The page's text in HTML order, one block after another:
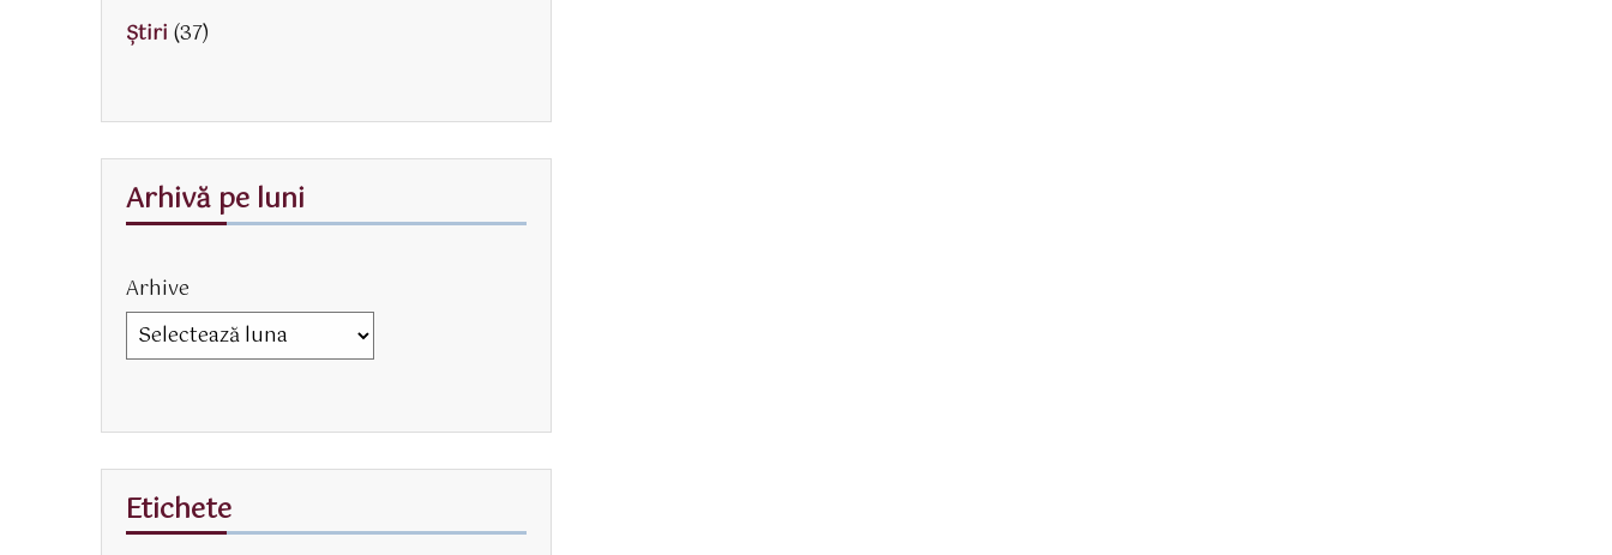
Știri (37)
Arhivă pe luni
Arhive
Etichete